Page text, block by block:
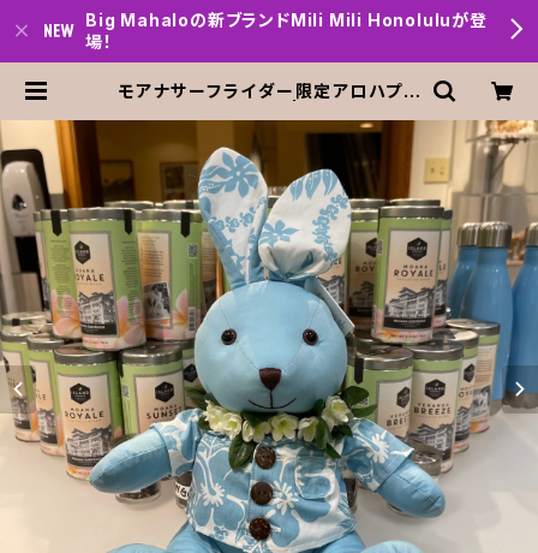
Big Mahaloの新ブランドMili Mili Honoluluが登
場！
モアナサーフライダー限定アロハプリ
Honolulu